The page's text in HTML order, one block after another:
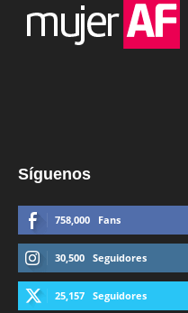
Síguenos
758,000 Fans
30,500 Seguidores
25,157 Seguidores